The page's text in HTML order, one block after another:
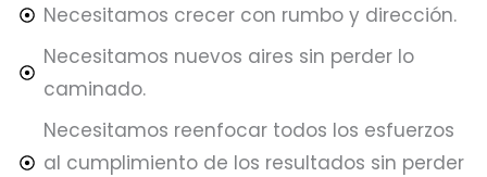
Necesitamos crecer con rumbo y dirección.
Necesitamos nuevos aires sin perder lo
caminado.
Necesitamos reenfocar todos los esfuerzos
al cumplimiento de los resultados sin perder